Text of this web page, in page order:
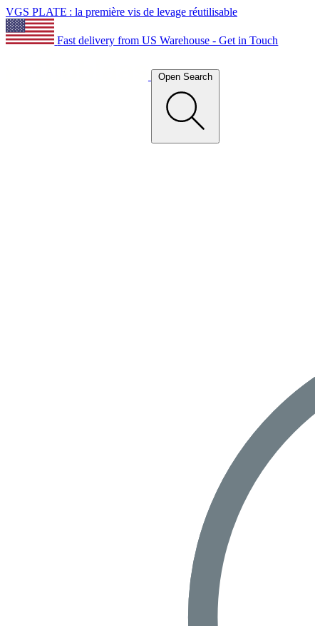
VGS PLATE : la première vis de levage réutilisable
Fast delivery from US Warehouse - Get in Touch
Open Search